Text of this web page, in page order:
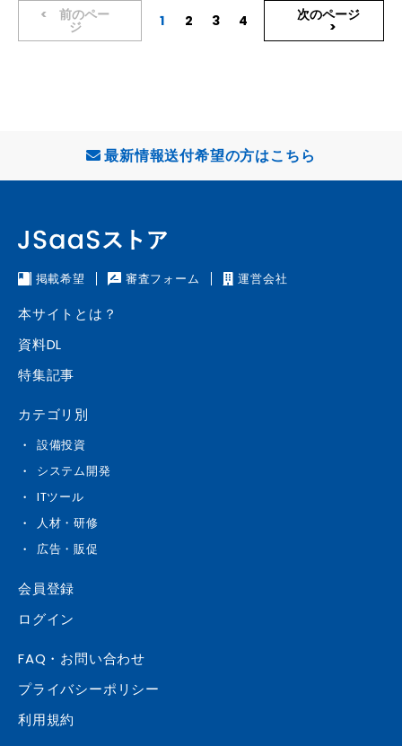
方におすすめです ・Instagramでの影響力を高め多くのファンを増やし
たい方 ・デジタルマーケティングのスキルを向上させたい経営者の方 ・
効果的な広告戦略を学び運営したい経営者の方 ・Instagramを活用して
や個人プロジェクトに活かせるスキルを習得できます。 Instagram、公
キルを磨くのに最適です。 ■カリキュラム内容: 【Instagramの基礎】
的な使い方 ➂申込みに繋げる インスタグラムストーリーズとハイライ
制作 新規フォロワー獲得につながるリールの作り方 スマホ一つで完
最新のInstagramトレンドと戦略 【公式LINE】 ⑦公式LINEの基本設定
公式LINEアカウントのセットアップ リッチメニューの作り方とリン
クの貼り方 ⑧販促機能 クーポンやショップカードでのプロモーション
ル広告の基本原則 成功するためのデジタル広告戦略 ⑩Facebook広
告とInstagram広告の設定とデータ分析と改善 専門家の指導 : WEB集客
gramの戦略、コンテンツ制作、分析、公式LINE、広告運用に
関する実践的なスキル習得 成功事例: 成功したInstagram戦略の
別途3回付き ※オンライン・ オフラインご希望に応じます（遠方の場合
は、交通費別途いただきます）
前のペー
ジ 1 2 3 4 次のページ
最新情報送付希望の方はこちら
掲載希望 審査フォーム 運営会社
本サイトとは？
資料DL
特集記事
カテゴリ別
設備投資
システム開発
ITツール
人材・研修
広告・販促
会員登録
ログイン
FAQ・お問い合わせ
プライバシーポリシー
利用規約